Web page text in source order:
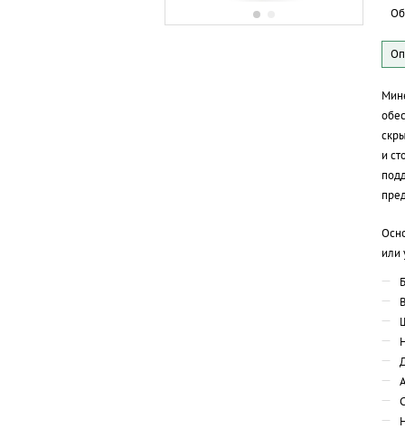
и
или